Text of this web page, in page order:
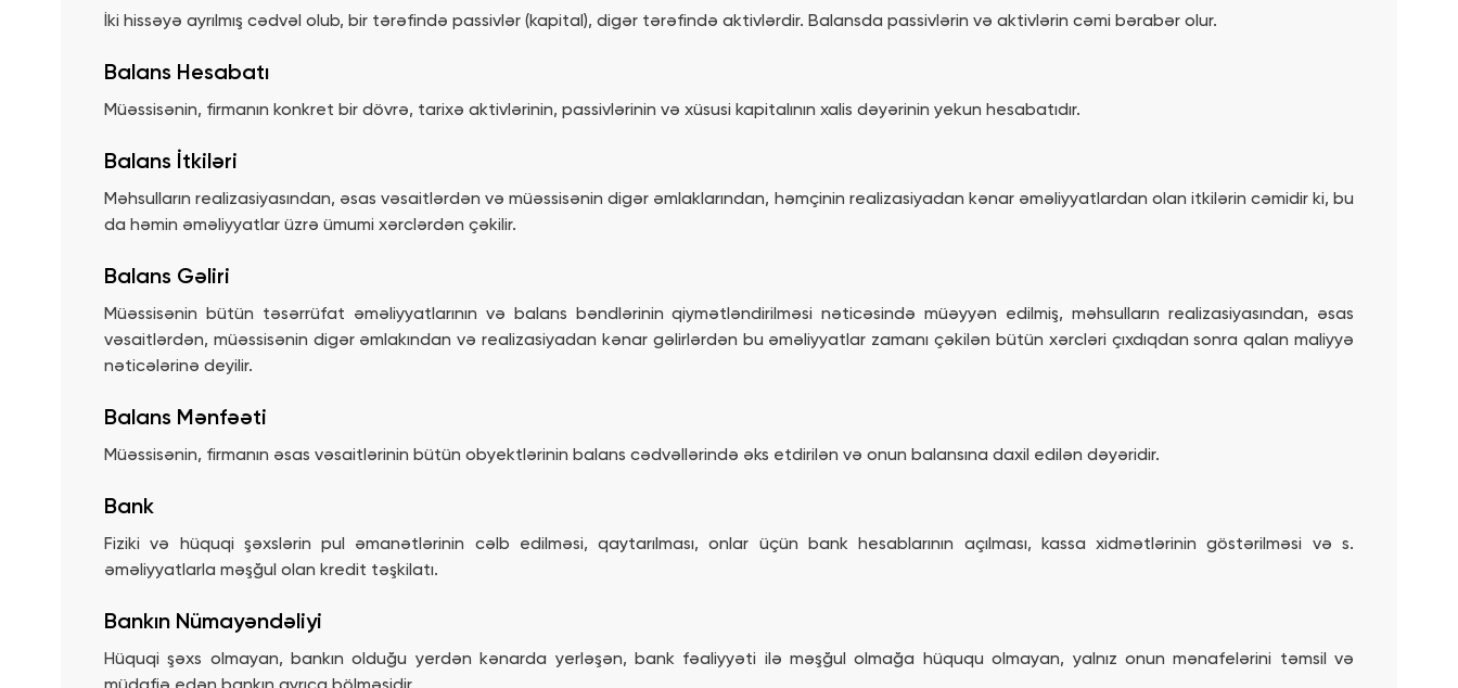
İki hissəyə ayrılmış cədvəl olub, bir tərəfində passivlər (kapital), digər tərəfində aktivlərdir. Balansda passivlərin və aktivlərin cəmi bərabər olur.
Balans Hesabatı
Müəssisənin, firmanın konkret bir dövrə, tarixə aktivlərinin, passivlərinin və xüsusi kapitalının xalis dəyərinin yekun hesabatıdır.
Balans İtkiləri
Məhsulların realizasiyasından, əsas vəsaitlərdən və müəssisənin digər əmlaklarından, həmçinin realizasiyadan kənar əməliyyatlardan olan itkilərin cəmidir ki, bu
da həmin əməliyyatlar üzrə ümumi xərclərdən çəkilir.
Balans Gəliri
Müəssisənin bütün təsərrüfat əməliyyatlarının və balans bəndlərinin qiymətləndirilməsi nəticəsində müəyyən edilmiş, məhsulların realizasiyasından, əsas
vəsaitlərdən, müəssisənin digər əmlakından və realizasiyadan kənar gəlirlərdən bu əməliyyatlar zamanı çəkilən bütün xərcləri çıxdıqdan sonra qalan maliyyə
nəticələrinə deyilir.
Balans Mənfəəti
Müəssisənin, firmanın əsas vəsaitlərinin bütün obyektlərinin balans cədvəllərində əks etdirilən və onun balansına daxil edilən dəyəridir.
Bank
Fiziki və hüquqi şəxslərin pul əmanətlərinin cəlb edilməsi, qaytarılması, onlar üçün bank hesablarının açılması, kassa xidmətlərinin göstərilməsi və s.
əməliyyatlarla məşğul olan kredit təşkilatı.
Bankın Nümayəndəliyi
Hüquqi şəxs olmayan, bankın olduğu yerdən kənarda yerləşən, bank fəaliyyəti ilə məşğul olmağa hüququ olmayan, yalnız onun mənafelərini təmsil və